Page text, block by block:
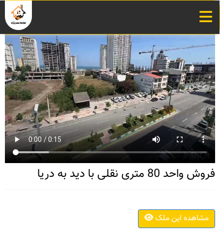
فروش واحد 80 متری نقلی با دید به دریا
مشاهده این ملک